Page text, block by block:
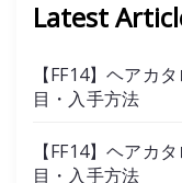
Latest
【FF14】ヘアカ
目・入手方法
【FF14】ヘアカ
目・入手方法